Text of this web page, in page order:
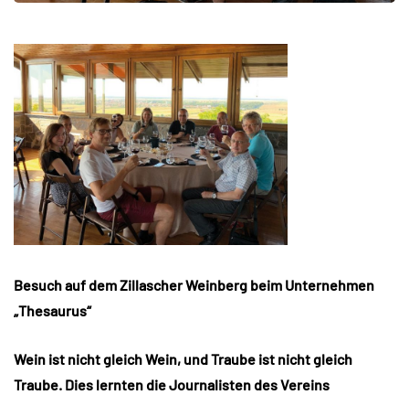
Besuch auf dem Zillascher Weinberg beim Unternehmen
„Thesaurus“
Wein ist nicht gleich Wein, und Traube ist nicht gleich
Traube. Dies lernten die Journalisten des Vereins